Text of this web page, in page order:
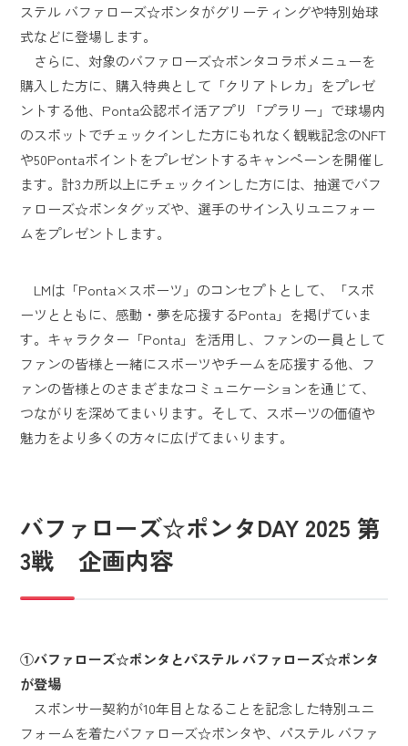
ステル バファローズ☆ポンタがグリーティングや特別始球
式などに登場します。
さらに、対象のバファローズ☆ポンタコラボメニューを
購入した方に、購入特典として「クリアトレカ」をプレゼ
ントする他、Ponta公認ポイ活アプリ「プラリー」で球場内
のスポットでチェックインした方にもれなく観戦記念のNFT
や50Pontaポイントをプレゼントするキャンペーンを開催し
ます。計3カ所以上にチェックインした方には、抽選でバフ
ァローズ☆ポンタグッズや、選手のサイン入りユニフォー
ムをプレゼントします。
LMは「Ponta×スポーツ」のコンセプトとして、「スポ
ーツとともに、感動・夢を応援するPonta」を掲げていま
す。キャラクター「Ponta」を活用し、ファンの一員として
ファンの皆様と一緒にスポーツやチームを応援する他、フ
ァンの皆様とのさまざまなコミュニケーションを通じて、
つながりを深めてまいります。そして、スポーツの価値や
魅力をより多くの方々に広げてまいります。
バファローズ☆ポンタDAY 2025 第
3戦 企画内容
①バファローズ☆ポンタとパステル バファローズ☆ポンタ
が登場
スポンサー契約が10年目となることを記念した特別ユニ
フォームを着たバファローズ☆ポンタや、パステル バファ